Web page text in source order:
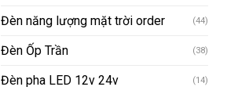
Đèn năng lượng mặt trời order (44)
Đèn Ốp Trần (38)
Đèn pha LED 12v 24v (14)